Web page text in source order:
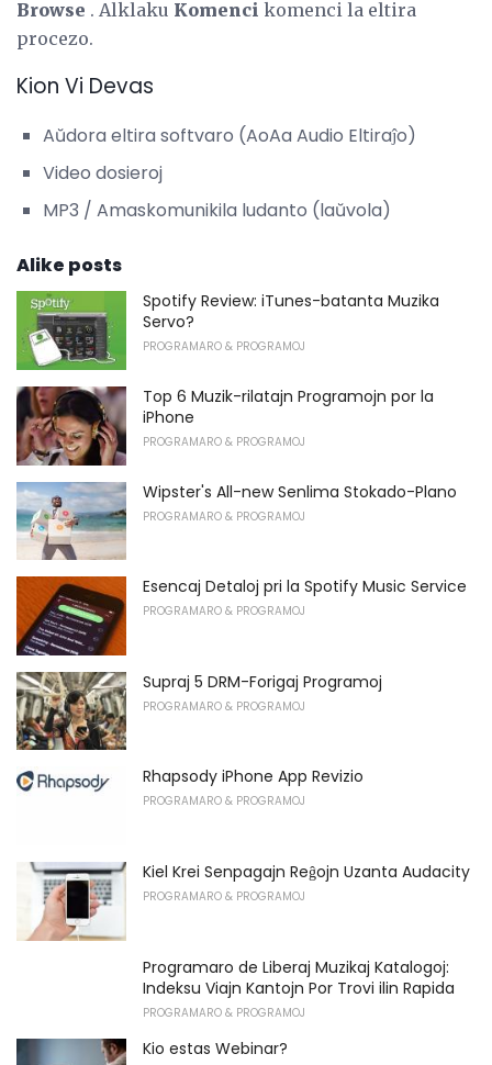
Browse . Alklaku Komenci komenci la eltira
procezo.
Kion Vi Devas
Aŭdora eltira softvaro (AoAa Audio Eltiraĵo)
Video dosieroj
MP3 / Amaskomunikila ludanto (laŭvola)
Alike posts
Spotify Review: iTunes-batanta Muzika
Servo?
PROGRAMARO & PROGRAMOJ
Top 6 Muzik-rilatajn Programojn por la
iPhone
PROGRAMARO & PROGRAMOJ
Wipster's All-new Senlima Stokado-Plano
PROGRAMARO & PROGRAMOJ
Esencaj Detaloj pri la Spotify Music Service
PROGRAMARO & PROGRAMOJ
Supraj 5 DRM-Forigaj Programoj
PROGRAMARO & PROGRAMOJ
Rhapsody iPhone App Revizio
PROGRAMARO & PROGRAMOJ
Kiel Krei Senpagajn Reĝojn Uzanta Audacity
PROGRAMARO & PROGRAMOJ
Programaro de Liberaj Muzikaj Katalogoj:
Indeksu Viajn Kantojn Por Trovi ilin Rapida
PROGRAMARO & PROGRAMOJ
Kio estas Webinar?